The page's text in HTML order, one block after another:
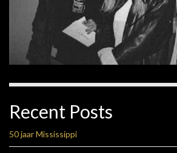
Recent Posts
50 jaar Mississippi